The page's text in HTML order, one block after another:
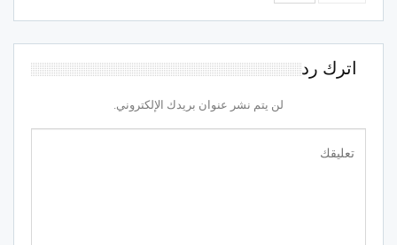
اترك رد
لن يتم نشر عنوان بريدك الإلكتروني.